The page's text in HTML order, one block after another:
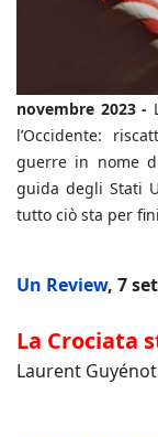
novembre 2023 -
l’Occidente:
guerre in nome
guida degli Stati
tutto ciò sta per
Un Review, 7
La Crociata
Laurent Guyénot